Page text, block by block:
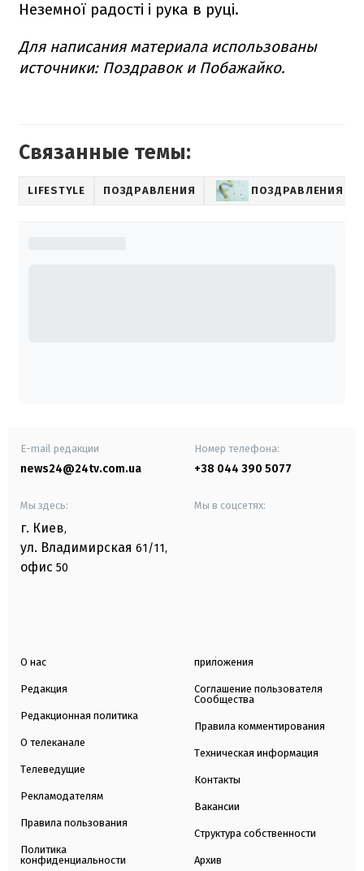
Неземної радості і рука в руці.
Для написания материала использованы
источники: Поздравок и Побажайко.
Связанные темы:
LIFESTYLE ПОЗДРАВЛЕНИЯ ПОЗДРАВЛЕНИЯ С
E-mail редакции
news24@24tv.com.ua
Номер телефона:
+38 044 390 5077
Мы здесь:
г. Киев,
ул. Владимирская 61/11,
офис 50
Мы в соцсетях:
О нас
Редакция
Редакционная политика
О телеканале
Телеведущие
Рекламодателям
Правила пользования
Политика
конфиденциальности
приложения
Соглашение пользователя
Сообщества
Правила комментирования
Техническая информация
Контакты
Вакансии
Структура собственности
Архив